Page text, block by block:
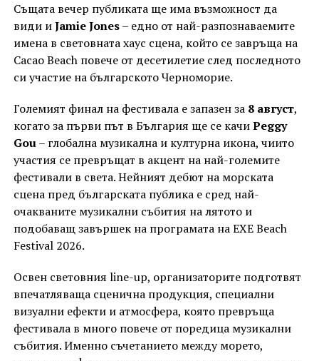
Същата вечер публиката ще има възможност да
види иJamie Jones– едно от най-разпознаваемите
имена в световната хаус сцена, който се завръща на
Cacao Beach повече от десетилетие след последното
си участие на българското Черноморие.
Големият финал на фестивала е запазен за 8 август,
когато за първи път в България ще се качиPeggy
Gou– глобална музикална и културна икона, чиито
участия се превръщат в акцент на най-големите
фестивали в света. Нейният дебют на морската
сцена пред българската публика е сред най-
очакваните музикални събития на лятото и
подобаващ завършек на програмата на EXE Beach
Festival 2026.
Освен световния line-up, организаторите подготвят
впечатляваща сценична продукция, специални
визуални ефекти и атмосфера, която превръща
фестивала в много повече от поредица музикални
събития. Именно съчетанието между морето,